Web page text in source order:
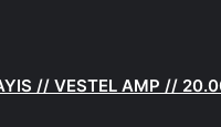
// VESTEL AMP //